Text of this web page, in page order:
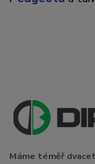
Máme téměř